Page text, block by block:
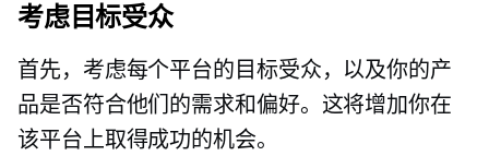
考虑目标受众
首先，考虑每个平台的目标受众，以及你的产
品是否符合他们的需求和偏好。这将增加你在
该平台上取得成功的机会。